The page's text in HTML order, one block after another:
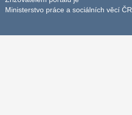
Ministerstvo práce a sociálních věcí ČR